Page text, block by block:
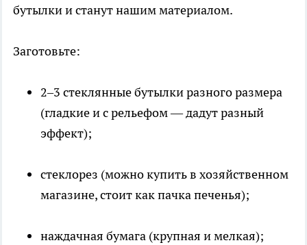
бутылки и станут нашим материалом.
Заготовьте:
2–3 стеклянные бутылки разного размера
(гладкие и с рельефом — дадут разный
эффект);
стеклорез (можно купить в хозяйственном
магазине, стоит как пачка печенья);
наждачная бумага (крупная и мелкая);